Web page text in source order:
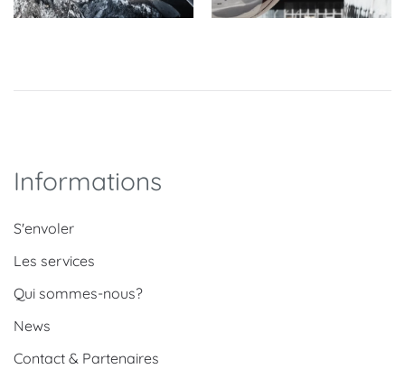
Informations
S'envoler
Les services
Qui sommes-nous?
News
Contact & Partenaires